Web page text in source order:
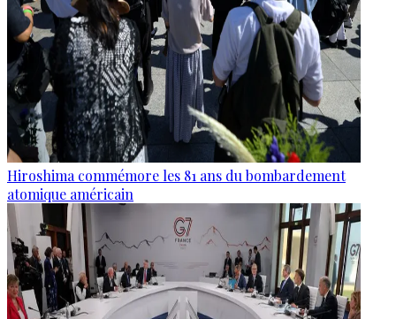
Hiroshima commémore les 81 ans du bombardement
atomique américain